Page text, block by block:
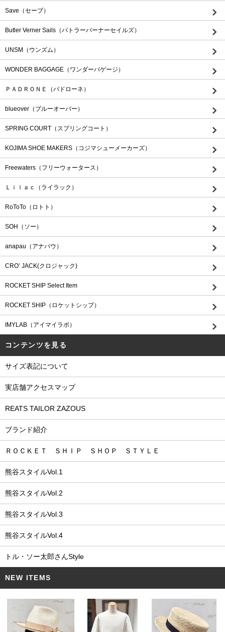
Save（セーブ）
Butler Verner Sails（バトラーバーナーセイルズ）
UNSM（ウンズム）
WONDER BAGGAGE（ワンダーバゲージ）
ＰＡＤＲＯＮＥ（パドローネ）
blueover（ブルーオーバー）
SPRING COURT（スプリングコート）
KOJIMA SHOE MAKERS（コジマシューメーカーズ）
Freewaters（フリーウォータース）
Ｌｉｌａｃ（ライラック）
RoToTo（ロトト）
SOH（ソー）
anapau（アナパウ）
CRO’ JACK(クロジャック)
ROCKET SHIP Select Item
ROCKET SHIP（ロケットシップ）
IMYLAB（アイマイラボ）
コンテンツを見る
サイズ表記について
実店舗アクセスマップ
REATS TAILOR ZAZOUS
ブランド紹介
ＲＯＣＫＥＴ ＳＨＩＰ ＳＨＯＰ ＳＴＹＬＥ
熊谷スタイルVol.1
熊谷スタイルVol.2
熊谷スタイルVol.3
熊谷スタイルVol.4
トル・ソー太郎さんStyle
NEW ITEMS